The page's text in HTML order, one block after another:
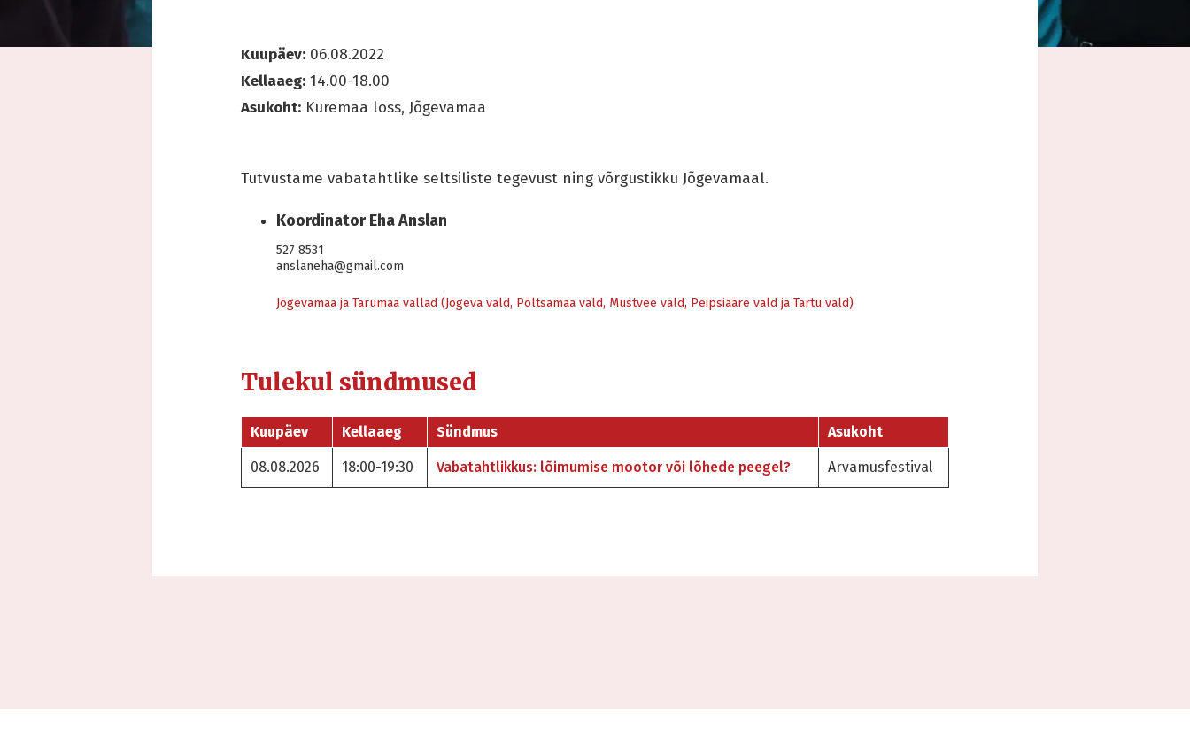
Kuupäev: 06.08.2022
Kellaaeg: 14.00-18.00
Asukoht: Kuremaa loss, Jõgevamaa
Tutvustame vabatahtlike seltsiliste tegevust ning võrgustikku Jõgevamaal.
Koordinator Eha Anslan
527 8531
anslaneha@gmail.com
Jõgevamaa ja Tarumaa vallad (Jõgeva vald, Põltsamaa vald, Mustvee vald, Peipsiääre vald ja Tartu vald)
Tulekul sündmused
Kuupäev Kellaaeg Sündmus Asukoht
08.08.2026 18:00-19:30 Vabatahtlikkus: lõimumise mootor või lõhede peegel? Arvamusfestival